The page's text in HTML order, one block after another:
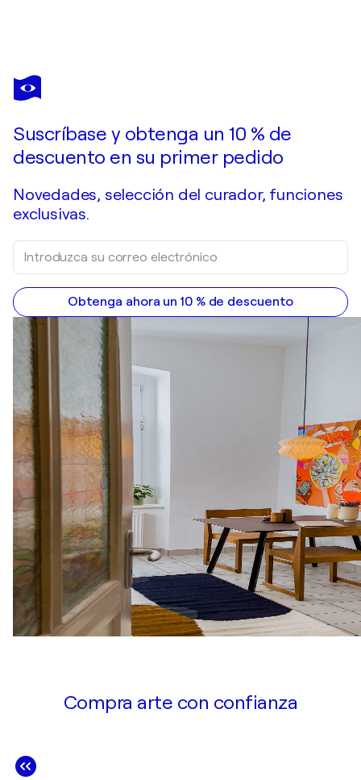
BARBARA
GOTHARD
Pide una obra por encargo
Suscríbase y obtenga un 10 % de
descuento en su primer pedido
Novedades, selección del curador, funciones
exclusivas.
Obtenga ahora un 10 % de descuento
Compra arte con confianza